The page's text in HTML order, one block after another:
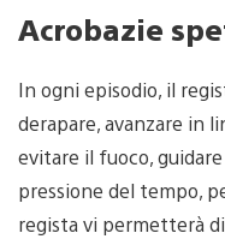
Acrobazie
In ogni episodio, il
derapare, avanzare in
evitare il fuoco,
pressione del tempo,
regista vi permetterà